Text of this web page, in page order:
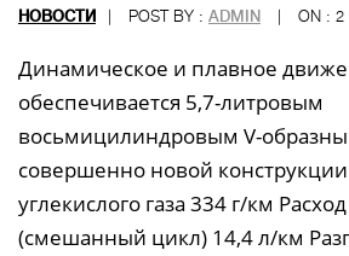
НОВОСТИ POST BY : ADMIN ON :
Динамическое и плавное
обеспечивается 5,7-литровым
восьмицилиндровым V-
совершенно новой
углекислого газа 334 г/км
(смешанный цикл) 14,4 л/км